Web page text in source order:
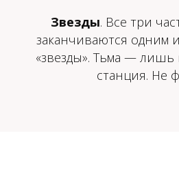
Звезды. Все три
заканчиваются одним
«звезды». Тьма — лишь
станция. Не